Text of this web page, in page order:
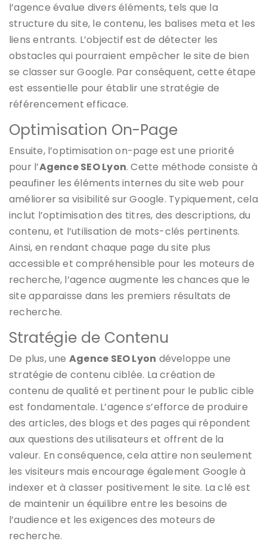
l’agence évalue divers éléments, tels que la
structure du site, le contenu, les balises meta et les
liens entrants. L’objectif est de détecter les
obstacles qui pourraient empêcher le site de bien
se classer sur Google. Par conséquent, cette étape
est essentielle pour établir une stratégie de
référencement efficace.
Optimisation On-Page
Ensuite, l’optimisation on-page est une priorité
pour l’Agence SEO Lyon. Cette méthode consiste à
peaufiner les éléments internes du site web pour
améliorer sa visibilité sur Google. Typiquement, cela
inclut l’optimisation des titres, des descriptions, du
contenu, et l’utilisation de mots-clés pertinents.
Ainsi, en rendant chaque page du site plus
accessible et compréhensible pour les moteurs de
recherche, l’agence augmente les chances que le
site apparaisse dans les premiers résultats de
recherche.
Stratégie de Contenu
De plus, une Agence SEO Lyon développe une
stratégie de contenu ciblée. La création de
contenu de qualité et pertinent pour le public cible
est fondamentale. L’agence s’efforce de produire
des articles, des blogs et des pages qui répondent
aux questions des utilisateurs et offrent de la
valeur. En conséquence, cela attire non seulement
les visiteurs mais encourage également Google à
indexer et à classer positivement le site. La clé est
de maintenir un équilibre entre les besoins de
l’audience et les exigences des moteurs de
recherche.